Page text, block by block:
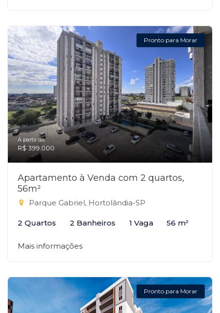
Pronto para Morar
A partir de:
R$ 399.000
Apartamento à Venda com 2 quartos,
56m²
Parque Gabriel, Hortolândia-SP
2 Quartos 2 Banheiros 1 Vaga 56 m²
Mais informações
Pronto para Morar